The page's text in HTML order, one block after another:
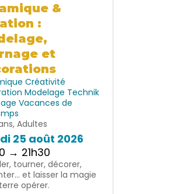
&
:
et
Créativité
Modelage Technik
Vacances de
Adultes
25 août 2026
→ 21h30
tourner, décorer,
et laisser la magie
opérer.